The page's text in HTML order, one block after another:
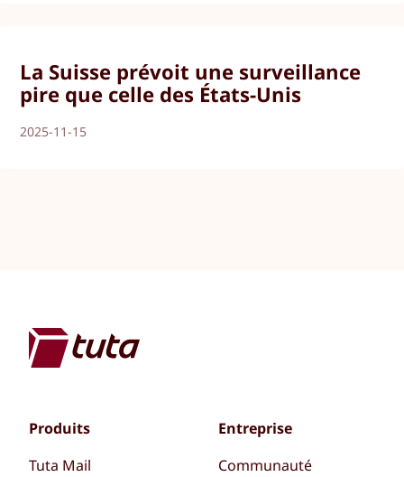
La Suisse prévoit une surveillance
pire que celle des États-Unis
2025-11-15
Produits
Tuta Mail
Entreprise
Communauté